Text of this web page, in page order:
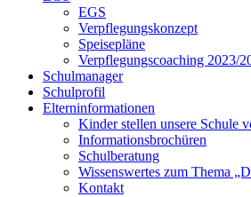
EGS
Verpflegungskonzept
Speisepläne
Verpflegungscoaching 2023/
Schulmanager
Schulprofil
Elterninformationen
Kinder stellen unsere Schule
Informationsbrochüren
Schulberatung
Wissenswertes zum Thema
Kontakt